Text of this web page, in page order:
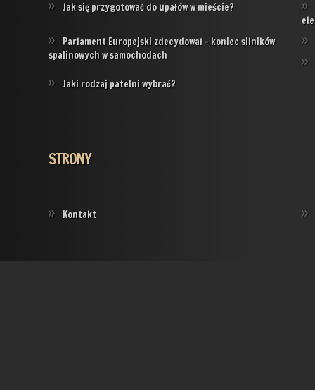
Jak się przygotować do upałów w mieście?
Parlament Europejski zdecydował – koniec silników
spalinowych w samochodach
Jaki rodzaj patelni wybrać?
STRONY
Kontakt